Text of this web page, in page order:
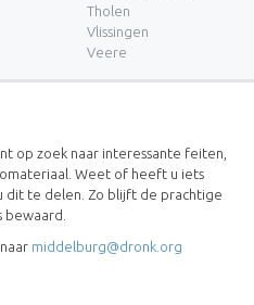
Tholen
Vlissingen
Veere
op zoek naar interessante feiten,
Weet of heeft u iets
dit te delen. Zo blijft de prachtige
bewaard.
middelburg@dronk.org